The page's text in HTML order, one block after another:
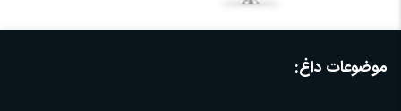
موضوعات داغ: